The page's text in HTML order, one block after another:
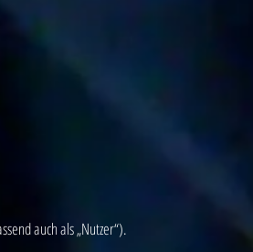
auch als „Nutzer“).